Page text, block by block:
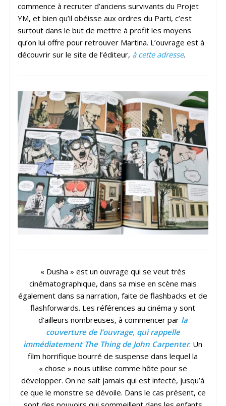
commence à recruter d’anciens survivants du Projet
YM, et bien qu’il obéisse aux ordres du Parti, c’est
surtout dans le but de mettre à profit les moyens
qu’on lui offre pour retrouver Martina. L’ouvrage est à
découvrir sur le site de l’éditeur, à cette adresse.
« Dusha » est un ouvrage qui se veut très
cinématographique, dans sa mise en scène mais
également dans sa narration, faite de flashbacks et de
flashforwards. Les références au cinéma y sont
d’ailleurs nombreuses, à commencer par la
couverture de l’ouvrage, qui rappelle
immédiatement The Thing de John Carpenter. Un
film horrifique bourré de suspense dans lequel la
« chose » nous utilise comme hôte pour se
développer. On ne sait jamais qui est infecté, jusqu’à
ce que le monstre se dévoile. Dans le cas présent, ce